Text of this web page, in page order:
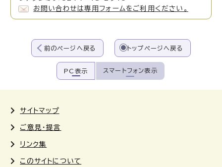
お問い合わせは専用フォームをご利用ください。
前のページへ戻る トップページへ戻る
PC表示 スマートフォン表示
サイトマップ
ご意見・提言
リンク集
このサイトについて